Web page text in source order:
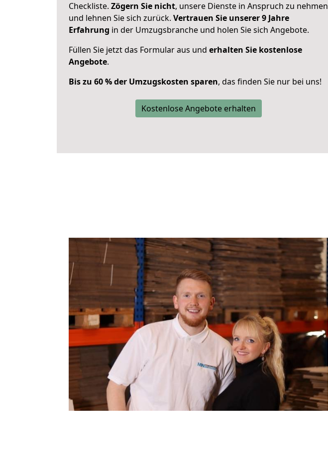
Checkliste. Zögern Sie nicht, unsere Dienste in Anspruch zu nehmen
und lehnen Sie sich zurück. Vertrauen Sie unserer 9 Jahre
Erfahrung in der Umzugsbranche und holen Sie sich Angebote.
Füllen Sie jetzt das Formular aus und erhalten Sie kostenlose
Angebote.
Bis zu 60 % der Umzugskosten sparen, das finden Sie nur bei uns!
Kostenlose Angebote erhalten